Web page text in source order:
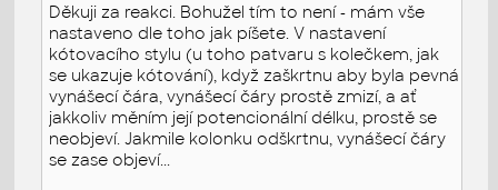
Děkuji za reakci. Bohužel tím to není - mám vše
nastaveno dle toho jak píšete. V nastavení
kótovacího stylu (u toho patvaru s kolečkem, jak
se ukazuje kótování), když zaškrtnu aby byla pevná
vynášecí čára, vynášecí čáry prostě zmizí, a ať
jakkoliv měním její potencionální délku, prostě se
neobjeví. Jakmile kolonku odškrtnu, vynášecí čáry
se zase objeví...